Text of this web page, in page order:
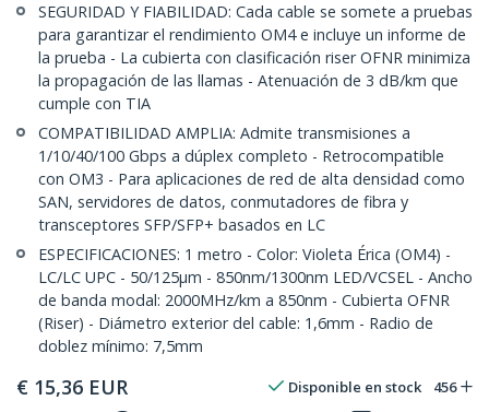
SEGURIDAD Y FIABILIDAD: Cada cable se somete a pruebas
para garantizar el rendimiento OM4 e incluye un informe de
la prueba - La cubierta con clasificación riser OFNR minimiza
la propagación de las llamas - Atenuación de 3 dB/km que
cumple con TIA
COMPATIBILIDAD AMPLIA: Admite transmisiones a
1/10/40/100 Gbps a dúplex completo - Retrocompatible
con OM3 - Para aplicaciones de red de alta densidad como
SAN, servidores de datos, conmutadores de fibra y
transceptores SFP/SFP+ basados en LC
ESPECIFICACIONES: 1 metro - Color: Violeta Érica (OM4) -
LC/LC UPC - 50/125µm - 850nm/1300nm LED/VCSEL - Ancho
de banda modal: 2000MHz/km a 850nm - Cubierta OFNR
(Riser) - Diámetro exterior del cable: 1,6mm - Radio de
doblez mínimo: 7,5mm
€ 15,36 EUR Disponible en stock 456